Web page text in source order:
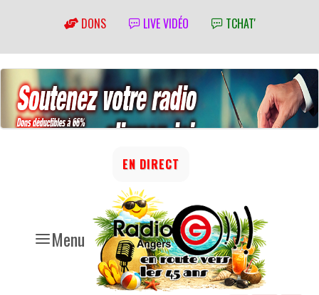
DONS LIVE VIDÉO TCHAT'
Menu
EN DIRECT